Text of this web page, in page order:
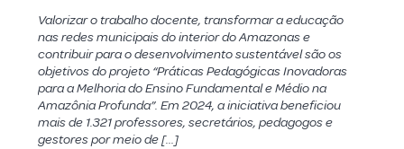
Valorizar o trabalho docente, transformar a educação
nas redes municipais do interior do Amazonas e
contribuir para o desenvolvimento sustentável são os
objetivos do projeto “Práticas Pedagógicas Inovadoras
para a Melhoria do Ensino Fundamental e Médio na
Amazônia Profunda”. Em 2024, a iniciativa beneficiou
mais de 1.321 professores, secretários, pedagogos e
gestores por meio de […]